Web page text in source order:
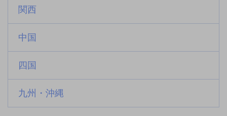
関西
中国
四国
九州・沖縄